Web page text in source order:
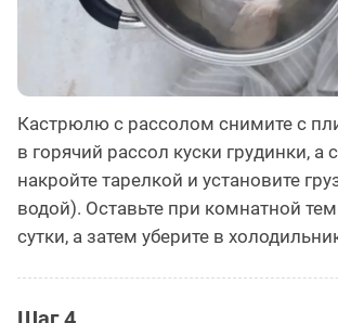
Кастрюлю с рассолом снимите с
в горячий рассол куски грудинки, а
накройте тарелкой и установите
водой). Оставьте при комнатной
сутки, а затем уберите в